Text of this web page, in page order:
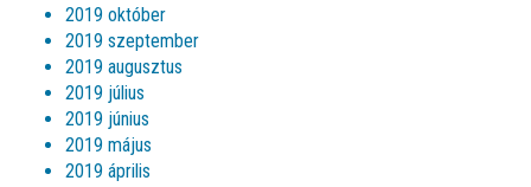
2019 október
2019 szeptember
2019 augusztus
2019 július
2019 június
2019 május
2019 április